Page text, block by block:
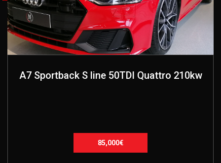
A7 Sportback S line 50TDI Quattro 210kw
85,000€